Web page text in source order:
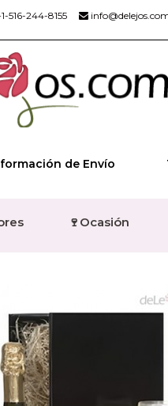
516-244-8155
de Envío
🍷Ocasión